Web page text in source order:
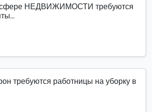
сфере НЕДВИЖИМОСТИ требуются
требуются работницы на уборку в